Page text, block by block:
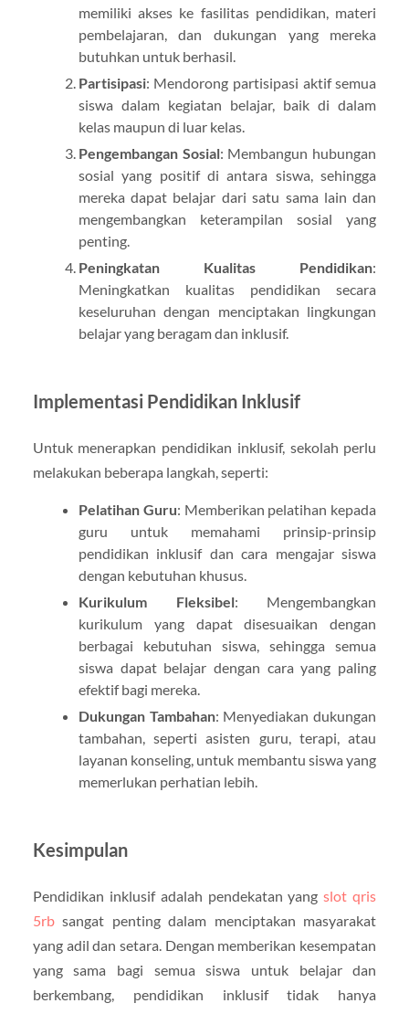
memiliki akses ke fasilitas pendidikan, materi
pembelajaran, dan dukungan yang mereka
butuhkan untuk berhasil.
Partisipasi: Mendorong partisipasi aktif semua
siswa dalam kegiatan belajar, baik di dalam
kelas maupun di luar kelas.
Pengembangan Sosial: Membangun hubungan
sosial yang positif di antara siswa, sehingga
mereka dapat belajar dari satu sama lain dan
mengembangkan keterampilan sosial yang
penting.
Peningkatan Kualitas Pendidikan:
Meningkatkan kualitas pendidikan secara
keseluruhan dengan menciptakan lingkungan
belajar yang beragam dan inklusif.
Implementasi Pendidikan Inklusif
Untuk menerapkan pendidikan inklusif, sekolah perlu
melakukan beberapa langkah, seperti:
Pelatihan Guru: Memberikan pelatihan kepada
guru untuk memahami prinsip-prinsip
pendidikan inklusif dan cara mengajar siswa
dengan kebutuhan khusus.
Kurikulum Fleksibel: Mengembangkan
kurikulum yang dapat disesuaikan dengan
berbagai kebutuhan siswa, sehingga semua
siswa dapat belajar dengan cara yang paling
efektif bagi mereka.
Dukungan Tambahan: Menyediakan dukungan
tambahan, seperti asisten guru, terapi, atau
layanan konseling, untuk membantu siswa yang
memerlukan perhatian lebih.
Kesimpulan
Pendidikan inklusif adalah pendekatan yangslot qris
5rbsangat penting dalam menciptakan masyarakat
yang adil dan setara. Dengan memberikan kesempatan
yang sama bagi semua siswa untuk belajar dan
berkembang, pendidikan inklusif tidak hanya